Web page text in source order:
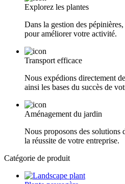
Explorez les plantes
Dans la gestion des
pour améliorer votre activité.
Transport efficace
Nous expédions directement
ainsi les bases du succès de
Aménagement du jardin
Nous proposons des solutions
la réussite de votre entreprise.
Catégorie de produit